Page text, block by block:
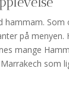
hammam.
på
mange
som